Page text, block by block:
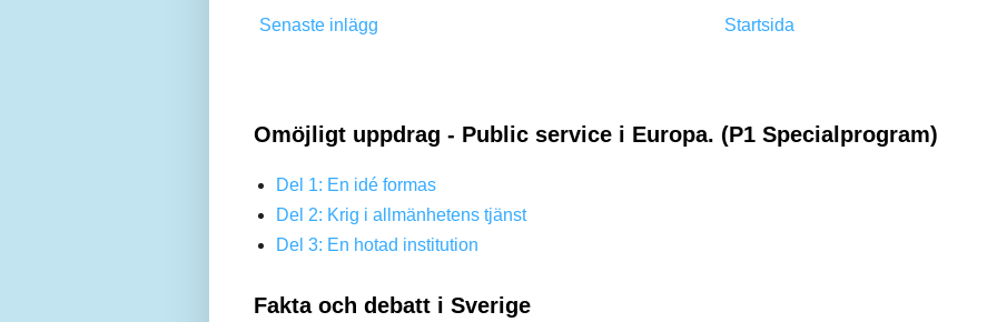
Senaste inlägg Startsida
Omöjligt uppdrag - Public service i Europa. (P1 Specialprogram)
Del 1: En idé formas
Del 2: Krig i allmänhetens tjänst
Del 3: En hotad institution
Fakta och debatt i Sverige